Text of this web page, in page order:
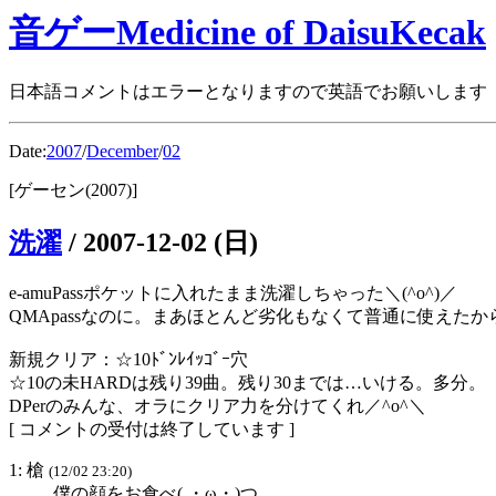
音ゲーMedicine of DaisuKecak
日本語コメントはエラーとなりますので英語でお願いします
Date:2007/December/02
[ゲーセン(2007)]
洗濯 / 2007-12-02 (日)
e-amuPassポケットに入れたまま洗濯しちゃった＼(^o^)／
QMApassなのに。まあほとんど劣化もなくて普通に使えたか
新規クリア：☆10ﾄﾞﾝﾚｲｯｺﾞｰ穴
☆10の未HARDは残り39曲。残り30までは…いける。多分。
DPerのみんな、オラにクリア力を分けてくれ／^o^＼
[ コメントの受付は終了しています ]
1: 槍 (12/02 23:20)